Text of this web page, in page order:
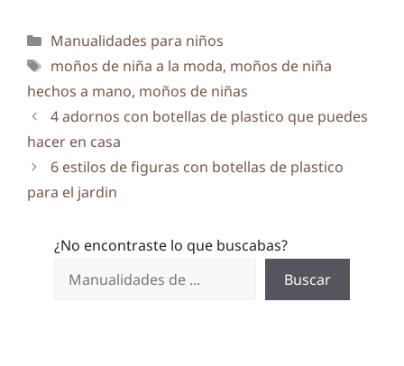
Categorías
Manualidades para niños
Etiquetas
moños de niña a la moda, moños de niña
hechos a mano, moños de niñas
4 adornos con botellas de plastico que puedes
hacer en casa
6 estilos de figuras con botellas de plastico
para el jardin
¿No encontraste lo que buscabas?
Buscar